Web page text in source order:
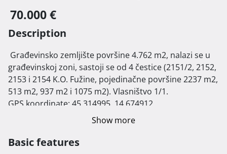
70.000 €
Description
građevinskoj zoni, sastoji se od 4 čestice (2151/2, 2152,
2153 i 2154 K.O. Fužine, pojedinačne površine 2237 m2,
513 m2, 937 m2 i 1075 m2). Vlasništvo 1/1.
GPS koordinate: 45.314995, 14.674912
Idejni projekt u privitku prema mogućoj parcelaciji u 3
gradnja slobodno stojeće građevine do max. 60 m2
Show more
Basic features